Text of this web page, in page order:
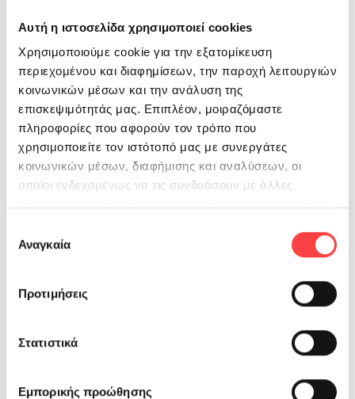
Αυτή η ιστοσελίδα χρησιμοποιεί cookies
Χρησιμοποιούμε cookie για την εξατομίκευση
περιεχομένου και διαφημίσεων, την παροχή λειτουργιών
κοινωνικών μέσων και την ανάλυση της
επισκεψιμότητάς μας. Επιπλέον, μοιραζόμαστε
πληροφορίες που αφορούν τον τρόπο που
χρησιμοποιείτε τον ιστότοπό μας με συνεργάτες
κοινωνικών μέσων, διαφήμισης και αναλύσεων, οι
οποίοι ενδεχομένως να τις συνδυάσουν με άλλες
των υπηρεσιών τους.
συγκατάθεσης
Αναγκαία
Προτιμήσεις
Στατιστικά
Εμπορικής προώθησης
Eirini Hlias
Ζήνα Χατζηδούκα
Nick Loxas
Νικόλαος Κιαπίδης
Ria Hatzidaki
Irini Politi
Hlias Sep
Aris Triantafyllou
Ιωαννης Γιαλουρης